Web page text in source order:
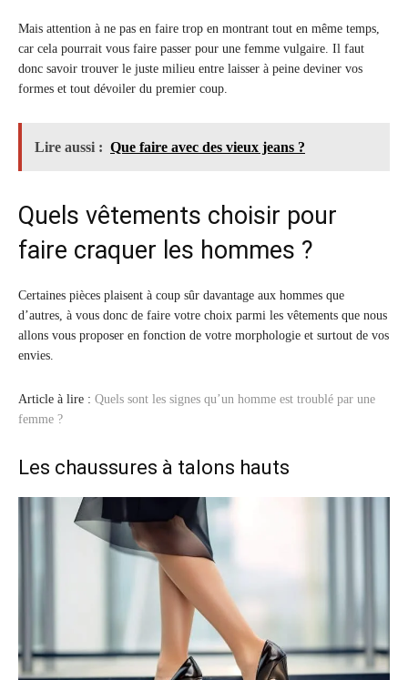
Mais attention à ne pas en faire trop en montrant tout en même temps,
car cela pourrait vous faire passer pour une femme vulgaire. Il faut
donc savoir trouver le juste milieu entre laisser à peine deviner vos
formes et tout dévoiler du premier coup.
Lire aussi : Que faire avec des vieux jeans ?
Quels vêtements choisir pour
faire craquer les hommes ?
Certaines pièces plaisent à coup sûr davantage aux hommes que
d’autres, à vous donc de faire votre choix parmi les vêtements que nous
allons vous proposer en fonction de votre morphologie et surtout de vos
envies.
Article à lire : Quels sont les signes qu’un homme est troublé par une
femme ?
Les chaussures à talons hauts